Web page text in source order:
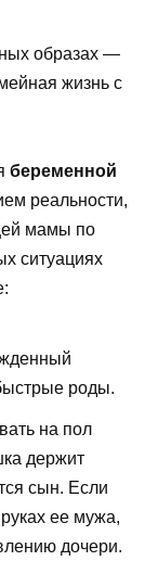
образах —
жизнь с
беременной
реальности,
мамы по
ситуациях
роды.
на пол
держит
сын. Если
ее мужа,
дочери.